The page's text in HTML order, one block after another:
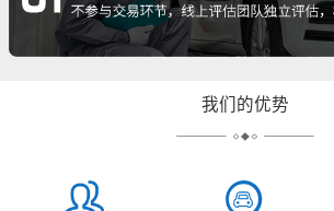
我们的优势